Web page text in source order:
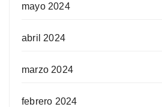
mayo 2024
abril 2024
marzo 2024
febrero 2024